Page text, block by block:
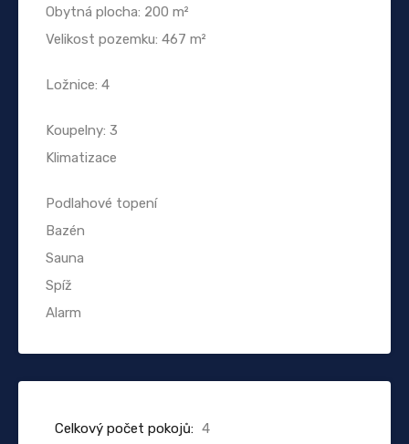
Obytná plocha: 200 m²
Velikost pozemku: 467 m²
Ložnice: 4
Koupelny: 3
Klimatizace
Podlahové topení
Bazén
Sauna
Spíž
Alarm
Celkový počet pokojů: 4